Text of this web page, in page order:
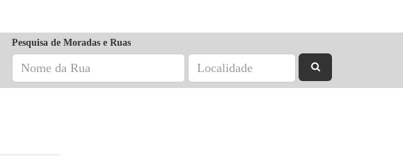
Pesquisa de Moradas e Ruas